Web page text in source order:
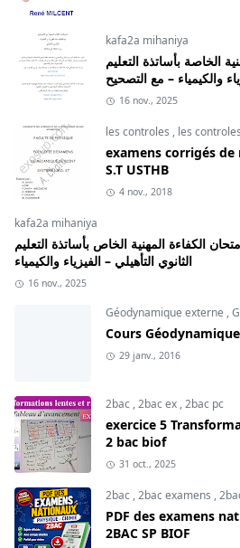
kafa2a mihaniya
الخاصة بأساتذة التعليم
والكيمياء – مع التصحيح
16 nov., 2025
les controles , les
examens corrigés de
S.T USTHB
4 nov., 2018
kafa2a mihaniya
الكفاءة المهنية الخاص بأساتذة التعليم
الثانوي التأهيلي – الفيزياء والكيمياء
16 nov., 2025
Géodynamique externe ,
Cours
29 janv., 2016
2bac,2bac ex,2bac pc
exercice 5
2 bac biof
31 oct., 2025
2bac,2bac examens ,
PDF des examens
2BAC SP BIOF